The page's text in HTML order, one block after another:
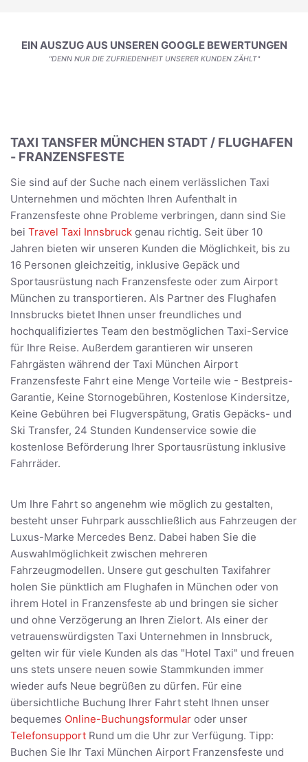
EIN AUSZUG AUS UNSEREN GOOGLE BEWERTUNGEN
"DENN NUR DIE ZUFRIEDENHEIT UNSERER KUNDEN ZÄHLT"
TAXI TANSFER MÜNCHEN STADT / FLUGHAFEN
- FRANZENSFESTE
Sie sind auf der Suche nach einem verlässlichen Taxi
Unternehmen und möchten Ihren Aufenthalt in
Franzensfeste ohne Probleme verbringen, dann sind Sie
bei Travel Taxi Innsbruck genau richtig. Seit über 10
Jahren bieten wir unseren Kunden die Möglichkeit, bis zu
16 Personen gleichzeitig, inklusive Gepäck und
Sportausrüstung nach Franzensfeste oder zum Airport
München zu transportieren. Als Partner des Flughafen
Innsbrucks bietet Ihnen unser freundliches und
hochqualifiziertes Team den bestmöglichen Taxi-Service
für Ihre Reise. Außerdem garantieren wir unseren
Fahrgästen während der Taxi München Airport
Franzensfeste Fahrt eine Menge Vorteile wie - Bestpreis-
Garantie, Keine Stornogebühren, Kostenlose Kindersitze,
Keine Gebühren bei Flugverspätung, Gratis Gepäcks- und
Ski Transfer, 24 Stunden Kundenservice sowie die
kostenlose Beförderung Ihrer Sportausrüstung inklusive
Fahrräder.
Um Ihre Fahrt so angenehm wie möglich zu gestalten,
besteht unser Fuhrpark ausschließlich aus Fahrzeugen der
Luxus-Marke Mercedes Benz. Dabei haben Sie die
Auswahlmöglichkeit zwischen mehreren
Fahrzeugmodellen. Unsere gut geschulten Taxifahrer
holen Sie pünktlich am Flughafen in München oder von
ihrem Hotel in Franzensfeste ab und bringen sie sicher
und ohne Verzögerung an Ihren Zielort. Als einer der
vetrauenswürdigsten Taxi Unternehmen in Innsbruck,
gelten wir für viele Kunden als das "Hotel Taxi" und freuen
uns stets unsere neuen sowie Stammkunden immer
wieder aufs Neue begrüßen zu dürfen. Für eine
übersichtliche Buchung Ihrer Fahrt steht Ihnen unser
bequemes Online-Buchungsformular oder unser
Telefonsupport Rund um die Uhr zur Verfügung. Tipp:
Buchen Sie Ihr Taxi München Airport Franzensfeste und